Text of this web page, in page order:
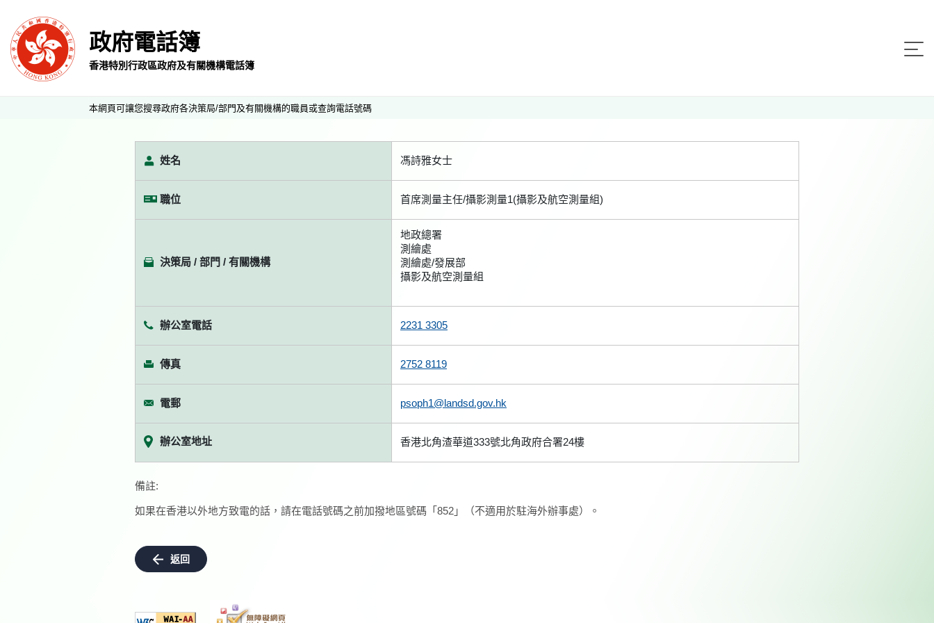
政府電話簿
香港特別行政區政府及有關機構電話簿
本網頁可讓您搜尋政府各決策局/部門及有關機構的職員或查詢電話號碼
姓名 馮詩雅女士
職位 首席測量主任/攝影測量1(攝影及航空測量組)
決策局 / 部門 / 有關機構
地政總署
測繪處
測繪處/發展部
攝影及航空測量組
辦公室電話 2231 3305
傳真 2752 8119
電郵 psoph1@landsd.gov.hk
辦公室地址 香港北角渣華道333號北角政府合署24樓
備註:
如果在香港以外地方致電的話，請在電話號碼之前加撥地區號碼「852」（不適用於駐海外辦事處）。
返回